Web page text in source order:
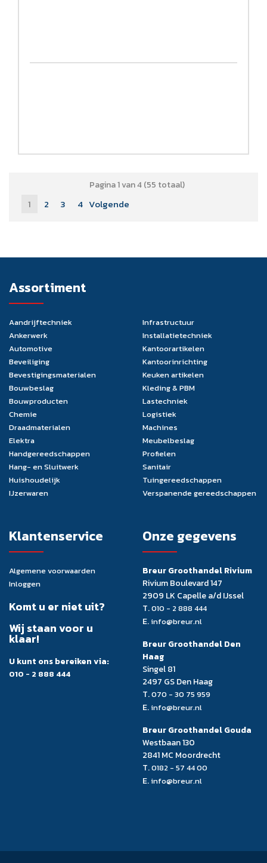
Pagina 1 van 4 (55 totaal)
1 2 3 4 Volgende
Assortiment
Aandrijftechniek
Ankerwerk
Automotive
Beveiliging
Bevestigingsmaterialen
Bouwbeslag
Bouwproducten
Chemie
Draadmaterialen
Elektra
Handgereedschappen
Hang- en Sluitwerk
Huishoudelijk
IJzerwaren
Infrastructuur
Installatietechniek
Kantoorartikelen
Kantoorinrichting
Keuken artikelen
Kleding & PBM
Lastechniek
Logistiek
Machines
Meubelbeslag
Profielen
Sanitair
Tuingereedschappen
Verspanende gereedschappen
Klantenservice
Algemene voorwaarden
Inloggen
Komt u er niet uit?
Wij staan voor u
klaar!
U kunt ons bereiken via:
010 - 2 888 444
Onze gegevens
Breur Groothandel Rivium
Rivium Boulevard 147
2909 LK Capelle a/d IJssel
T.010 - 2 888 444
E. info@breur.nl
Breur Groothandel Den
Haag
Singel 81
2497 GS Den Haag
T.070 - 30 75 959
E. info@breur.nl
Breur Groothandel Gouda
Westbaan 130
2841 MC Moordrecht
T.0182 - 57 44 00
E. info@breur.nl